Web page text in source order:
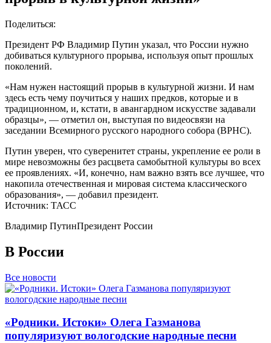
Поделиться:
Президент РФ Владимир Путин указал, что России нужно
добиваться культурного прорыва, используя опыт прошлых
поколений.
«Нам нужен настоящий прорыв в культурной жизни. И нам
здесь есть чему поучиться у наших предков, которые и в
традиционном, и, кстати, в авангардном искусстве задавали
образцы», — отметил он, выступая по видеосвязи на
заседании Всемирного русского народного собора (ВРНС).
Путин уверен, что суверенитет страны, укрепление ее роли в
мире невозможны без расцвета самобытной культуры во всех
ее проявлениях. «И, конечно, нам важно взять все лучшее, что
накопила отечественная и мировая система классического
образования», — добавил президент.
Источник: ТАСС
Владимир ПутинПрезидент России
В России
Все новости
«Родники. Истоки» Олега Газманова
популяризуют вологодские народные песни